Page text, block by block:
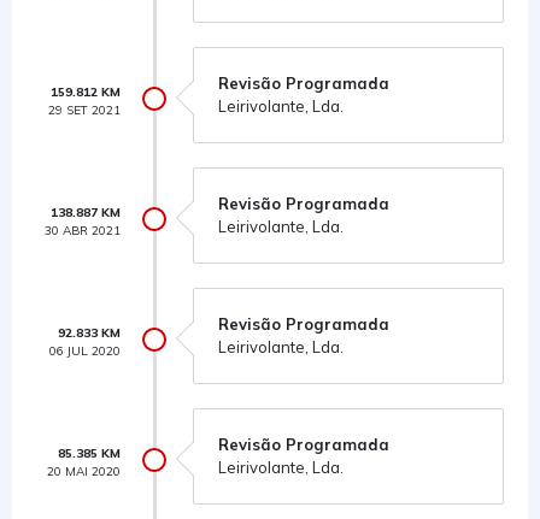
159.812 KM
29 SET 2021
Revisão Programada
Leirivolante, Lda.
138.887 KM
30 ABR 2021
Revisão Programada
Leirivolante, Lda.
92.833 KM
06 JUL 2020
Revisão Programada
Leirivolante, Lda.
85.385 KM
20 MAI 2020
Revisão Programada
Leirivolante, Lda.